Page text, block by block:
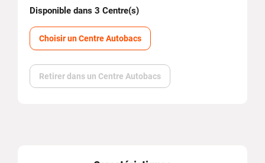
Disponible dans 3 Centre(s)
Choisir un Centre Autobacs
Retirer dans un Centre Autobacs